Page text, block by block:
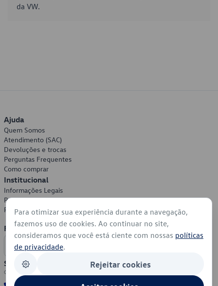
da VW.
Ajuda
Quem Somos
Atendimento (SAC)
Devoluções e trocas
Perguntas Frequentes
Como comprar
Institucional
Informações Legais
Política de Privacidade
Política de Cookies
Formas de Pagamento
Segurança
Para otimizar sua experiência durante a navegação,
fazemos uso de cookies. Ao continuar no site,
consideramos que você está ciente com nossas políticas
de privacidade.
Rejeitar cookies